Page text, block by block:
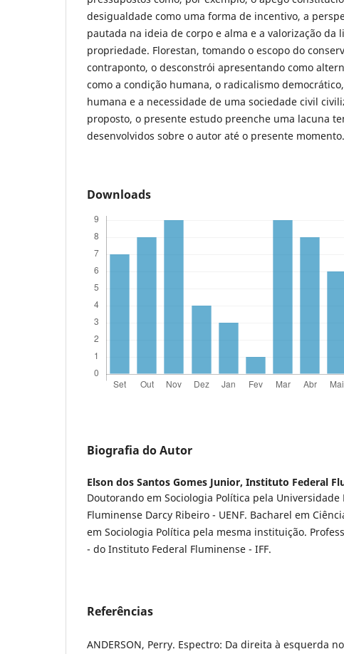
desigualdade como uma forma de incentivo, a
pautada na ideia de corpo e alma e a valorização da
propriedade. Florestan, tomando o escopo do
contraponto, o desconstrói apresentando como
como a condição humana, o radicalismo
humana e a necessidade de uma sociedade civil
proposto, o presente estudo preenche uma lacuna
desenvolvidos sobre o autor até o presente momento.
Downloads
Biografia do Autor
Elson dos Santos Gomes Junior, Instituto Federal
Doutorando em Sociologia Política pela
Fluminense Darcy Ribeiro - UENF. Bacharel em
em Sociologia Política pela mesma instituição.
- do Instituto Federal Fluminense - IFF.
Referências
ANDERSON, Perry. Espectro: Da direita à esquerda